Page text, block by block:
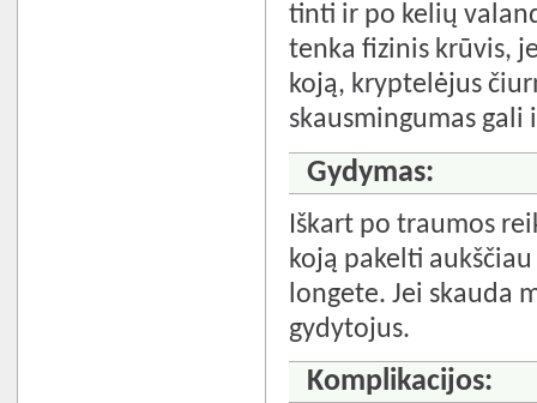
tinti ir po kelių
tenka fizinis krūvis,
koją, kryptelėjus
skausmingumas gali
Gydymas:
Iškart po traumos
koją pakelti
longete. Jei skauda
gydytojus.
Komplikacijos: